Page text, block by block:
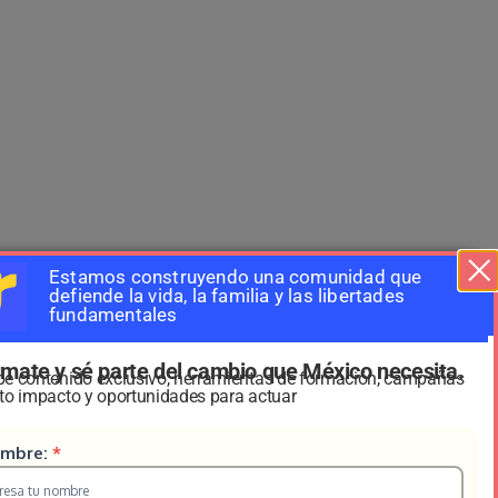
Suscribete a nuestro boletin
Suscripcion
HS
2025
Nombre:*
Correo electrónico
Estamos construyendo una comunidad que
defiende la vida, la familia y las libertades
fundamentales
y sé parte del cambio que México necesita.
contenido exclusivo, herramientas de formación, campañas
impacto y oportunidades para actuar
*